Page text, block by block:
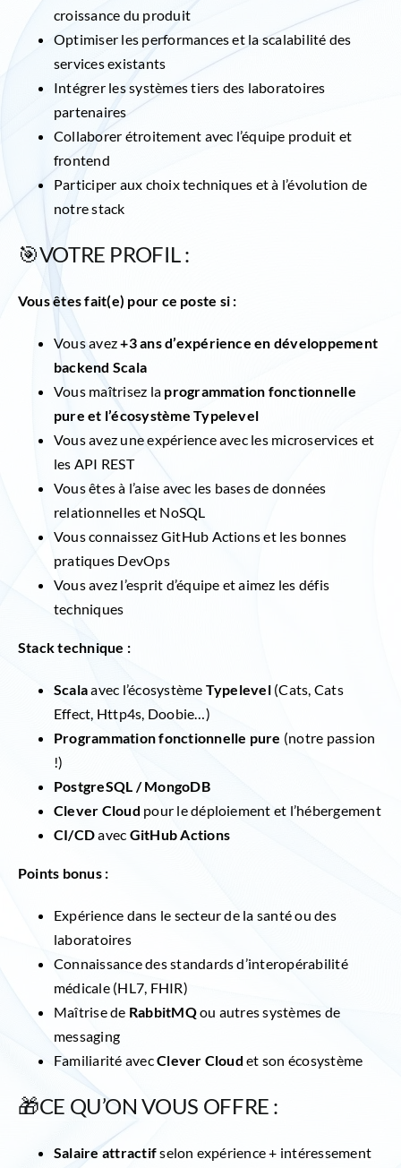
croissance du produit
Optimiser les performances et la scalabilité des
services existants
Intégrer les systèmes tiers des laboratoires
partenaires
Collaborer étroitement avec l’équipe produit et
frontend
Participer aux choix techniques et à l’évolution de
notre stack
🎯VOTRE PROFIL :
Vous êtes fait(e) pour ce poste si :
Vous avez+3 ans d’expérience en développement
backend Scala
Vous maîtrisez la programmation fonctionnelle
pure et l’écosystème Typelevel
Vous avez une expérience avec les microservices et
les API REST
Vous êtes à l’aise avec les bases de données
relationnelles et NoSQL
Vous connaissez GitHub Actions et les bonnes
pratiques DevOps
Vous avez l’esprit d’équipe et aimez les défis
techniques
Stack technique :
Scalaavec l’écosystème Typelevel(Cats, Cats
Effect, Http4s, Doobie…)
Programmation fonctionnelle pure (notre passion
!)
PostgreSQL / MongoDB
Clever Cloud pour le déploiement et l’hébergement
CI/CDavec GitHub Actions
Points bonus :
Expérience dans le secteur de la santé ou des
laboratoires
Connaissance des standards d’interopérabilité
médicale (HL7, FHIR)
Maîtrise de RabbitMQou autres systèmes de
messaging
Familiarité avecClever Cloud et son écosystème
🎁CE QU’ON VOUS OFFRE :
Salaire attractifselon expérience + intéressement